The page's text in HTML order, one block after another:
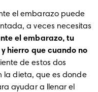
el embarazo puede
a veces necesitas
el embarazo, tu
hierro que cuando no
de estos dos
la dieta, que es donde
ayudar a llenar el